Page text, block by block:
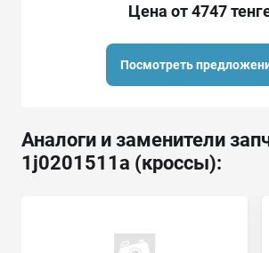
Цена от 4747
Посмотреть
Аналоги и заменители
1j0201511a (кроссы):